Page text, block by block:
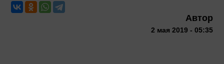
Автор
2 мая 2019 - 05:35